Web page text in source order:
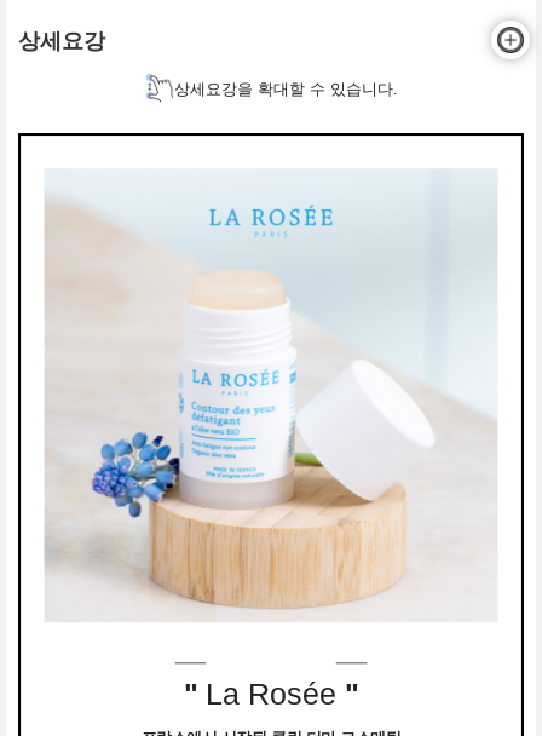
상세요강
상세요강을 확대할 수 있습니다.
" La Rosée "